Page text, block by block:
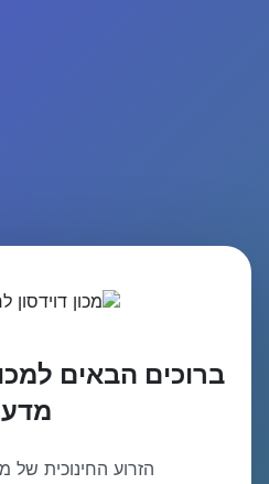
ברוכים הבאים
הזרוע החינוכית של